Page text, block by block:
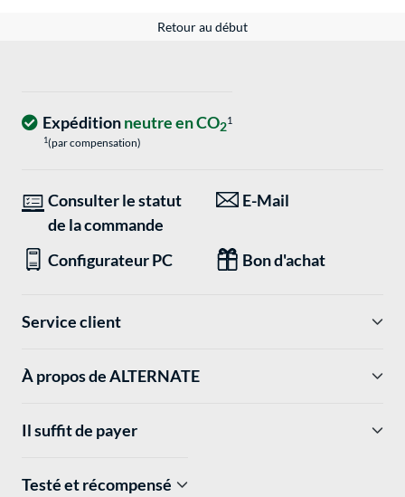
Retour au début
Expéditionneutre en CO21
1(par compensation)
Consulter le statut
de la commande
E-Mail
Configurateur PC Bon d'achat
Service client
À propos de ALTERNATE
Il suffit de payer
Testé et récompensé